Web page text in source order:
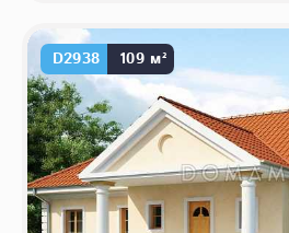
D2938 109 м²